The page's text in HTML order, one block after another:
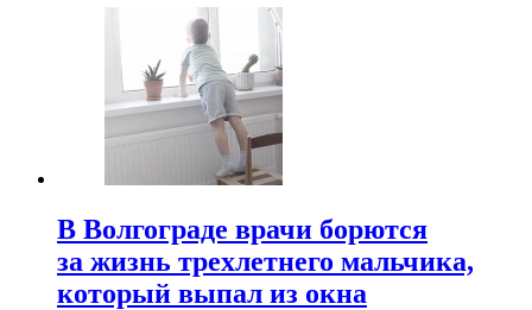
В Волгограде врачи борются
за жизнь трехлетнего мальчика,
который выпал из окна